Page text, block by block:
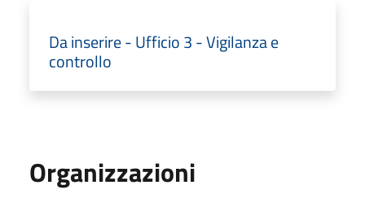
Da inserire - Ufficio 3 - Vigilanza e
controllo
Organizzazioni